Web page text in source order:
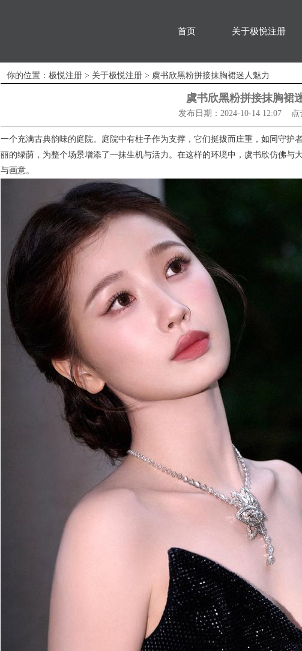
首页 关于极悦注册
你的位置： 极悦注册 > 关于极悦注册 > 虞书欣黑粉拼接抹胸裙迷人魅力
虞书欣黑粉拼接抹胸裙
发布日期：2024-10-14 12:07 点
一个充满古典韵味的庭院。庭院中有柱子作为支撑，它们挺拔而庄重，如同守护
丽的绿荫，为整个场景增添了一抹生机与活力。在这样的环境中，虞书欣仿佛与
与画意。